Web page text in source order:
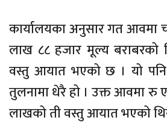
कार्यालयका अनुसार गत आवमा
लाख ८८ हजार मूल्य बराबरको
वस्तु आयात भएको छ । यो
तुलनामा धेरै हो । उक्त आवमा रु
लाखको ती वस्तु आयात भएको